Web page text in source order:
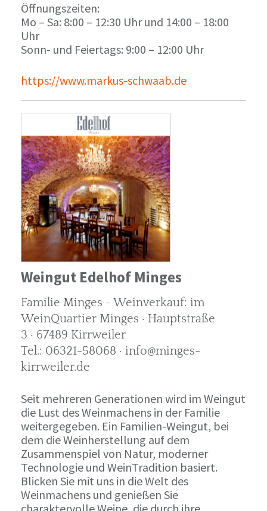
Öffnungszeiten:
Mo – Sa: 8:00 – 12:30 Uhr und 14:00 – 18:00
Uhr
Sonn- und Feiertags: 9:00 – 12:00 Uhr
https://www.markus-schwaab.de
Weingut Edelhof Minges
Familie Minges - Weinverkauf: im
WeinQuartier Minges · Hauptstraße
3 · 67489 Kirrweiler
Tel.: 06321-58068 · info@minges-
kirrweiler.de
Seit mehreren Generationen wird im Weingut
die Lust des Weinmachens in der Familie
weitergegeben. Ein Familien-Weingut, bei
dem die Weinherstellung auf dem
Zusammenspiel von Natur, moderner
Technologie und WeinTradition basiert.
Blicken Sie mit uns in die Welt des
Weinmachens und genießen Sie